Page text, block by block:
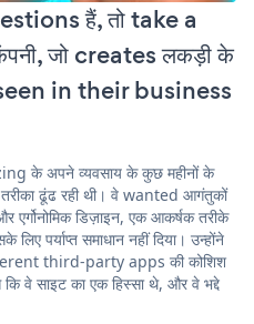
हैं, तो take a
जो creates लकड़ी के
seen in their business
के अपने व्यवसाय के कुछ महीनों के
ढूंढ रही थी। वे wanted आगंतुकों
एर्गोनोमिक डिज़ाइन, एक आकर्षक तरीके
पर्याप्त समाधान नहीं दिया। उन्होंने
third-party apps की कोशिश
वे साइट का एक हिस्सा थे, और वे भद्दे